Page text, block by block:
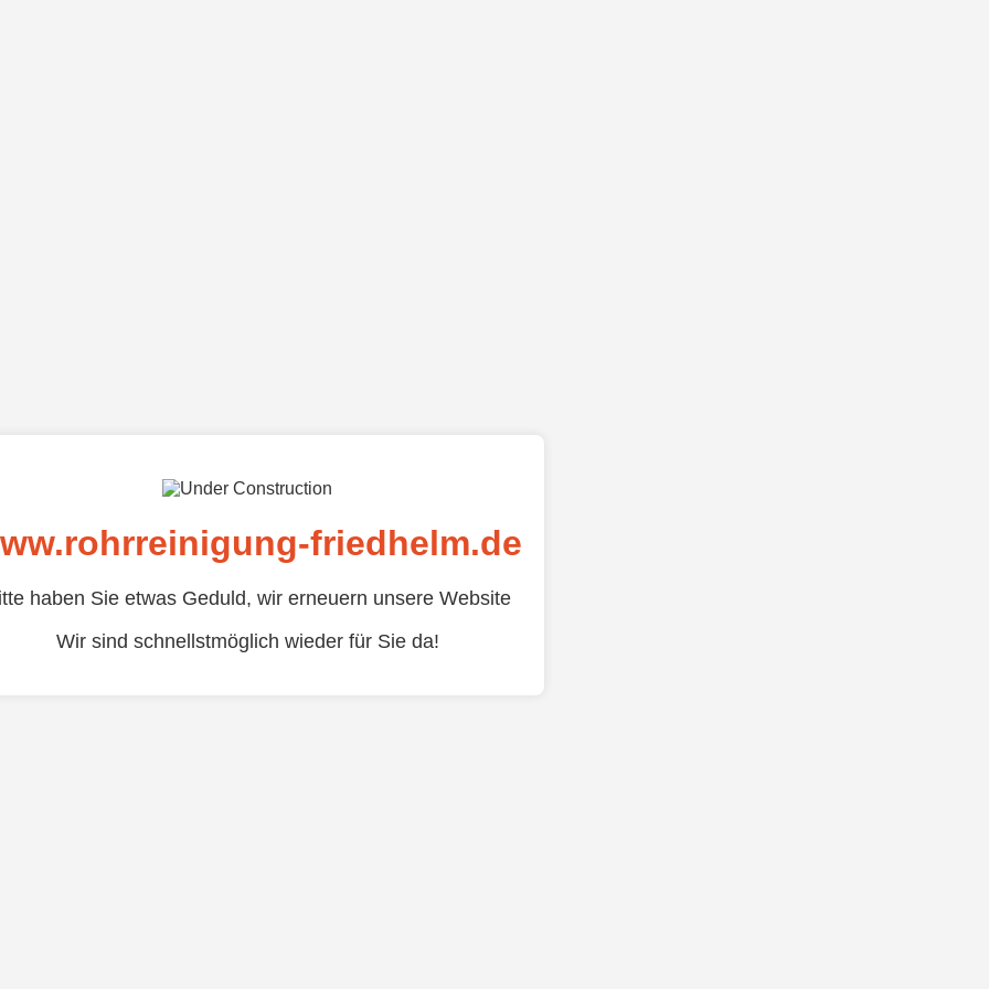
friedhelm.de
haben Sie etwas Geduld, wir erneuern unsere Website
Wir sind schnellstmöglich wieder für Sie da!